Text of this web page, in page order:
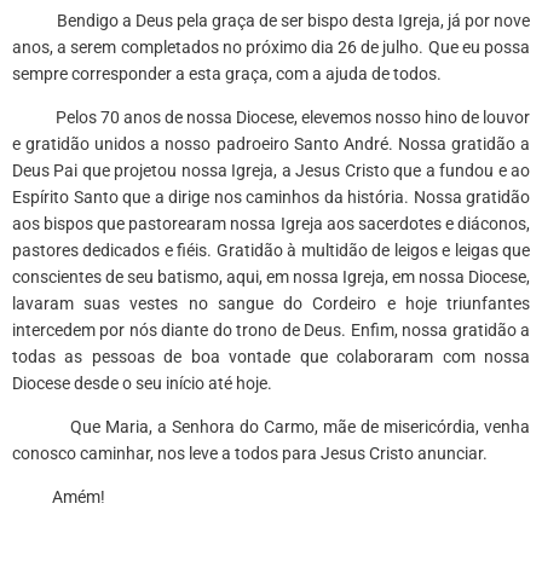
Bendigo a Deus pela graça de ser bispo desta Igreja, já por nove
anos, a serem completados no próximo dia 26 de julho. Que eu possa
sempre corresponder a esta graça, com a ajuda de todos.
Pelos 70 anos de nossa Diocese, elevemos nosso hino de louvor
e gratidão unidos a nosso padroeiro Santo André. Nossa gratidão a
Deus Pai que projetou nossa Igreja, a Jesus Cristo que a fundou e ao
Espírito Santo que a dirige nos caminhos da história. Nossa gratidão
aos bispos que pastorearam nossa Igreja aos sacerdotes e diáconos,
pastores dedicados e fiéis. Gratidão à multidão de leigos e leigas que
conscientes de seu batismo, aqui, em nossa Igreja, em nossa Diocese,
lavaram suas vestes no sangue do Cordeiro e hoje triunfantes
intercedem por nós diante do trono de Deus. Enfim, nossa gratidão a
todas as pessoas de boa vontade que colaboraram com nossa
Diocese desde o seu início até hoje.
Que Maria, a Senhora do Carmo, mãe de misericórdia, venha
conosco caminhar, nos leve a todos para Jesus Cristo anunciar.
Amém!